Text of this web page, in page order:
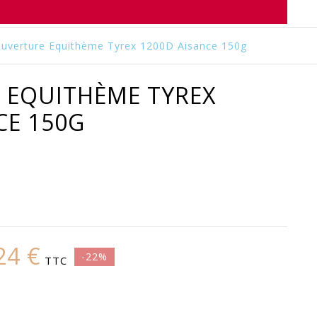
Equithème Tyrex 1200D Aisance 150g
TYREX
150G
€ TTC -22%